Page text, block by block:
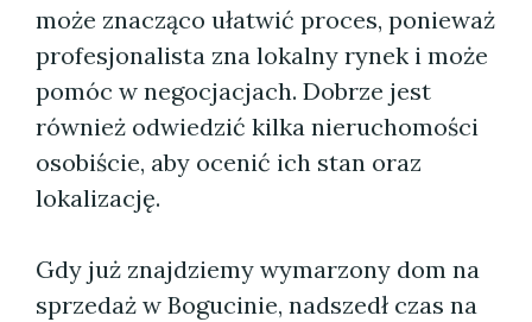
może znacząco ułatwić proces, ponieważ
profesjonalista zna lokalny rynek i może
pomóc w negocjacjach. Dobrze jest
również odwiedzić kilka nieruchomości
osobiście, aby ocenić ich stan oraz
lokalizację.
Gdy już znajdziemy wymarzony dom na
sprzedaż w Bogucinie, nadszedł czas na